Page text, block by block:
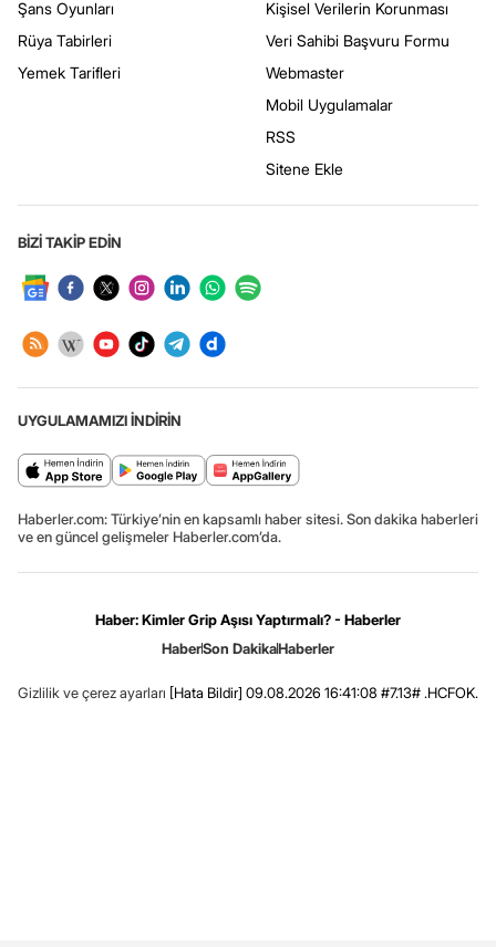
Şans Oyunları
Rüya Tabirleri
Yemek Tarifleri
Kişisel Verilerin Korunması
Veri Sahibi Başvuru Formu
Webmaster
Mobil Uygulamalar
RSS
Sitene Ekle
BİZİ TAKİP EDİN
UYGULAMAMIZI İNDİRİN
Haberler.com: Türkiye’nin en kapsamlı haber sitesi. Son dakika haberleri
ve en güncel gelişmeler Haberler.com’da.
Haber: Kimler Grip Aşısı Yaptırmalı? - Haberler
HaberSon DakikaHaberler
Gizlilik ve çerez ayarları [Hata Bildir] 09.08.2026 16:41:08 #7.13# .HCFOK.